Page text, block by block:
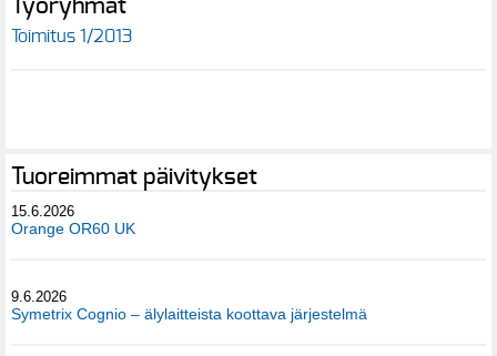
Työryhmät
Toimitus 1/2013
Tuoreimmat päivitykset
15.6.2026
Orange OR60 UK
9.6.2026
Symetrix Cognio – älylaitteista koottava järjestelmä